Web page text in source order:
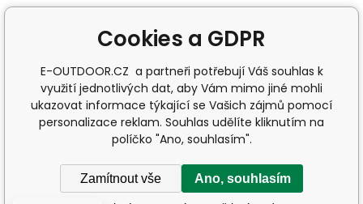
Cookies a GDPR
E-OUTDOOR.CZ a partneři potřebují Váš souhlas k
využití jednotlivých dat, aby Vám mimo jiné mohli
ukazovat informace týkající se Vašich zájmů pomocí
personalizace reklam. Souhlas udělíte kliknutím na
políčko "Ano, souhlasím".
Zamítnout vše Ano, souhlasím